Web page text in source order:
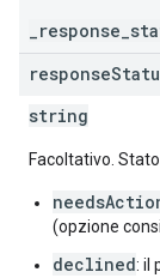
response
string
Facoltativo.
(opzione
declined: il